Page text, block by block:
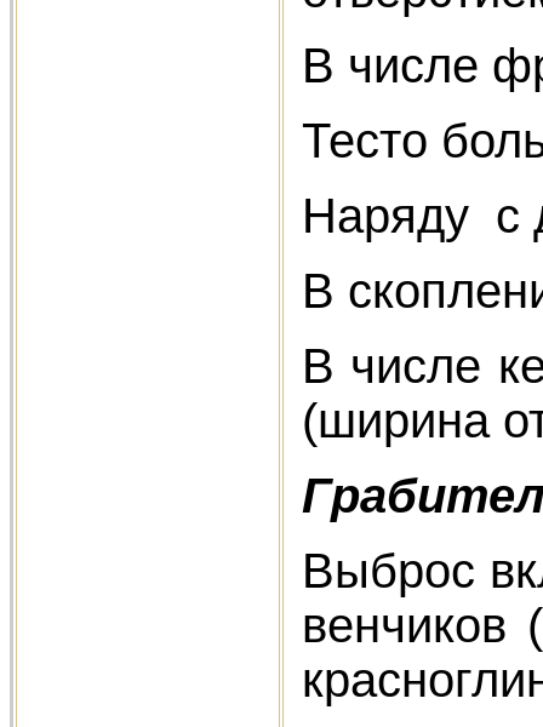
В числе
Тесто
Наряду с
В
В числе
(ширина
Выброс
венчиков